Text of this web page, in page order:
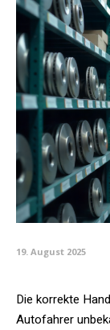
19. August 2025
Die korrekte
Autofahrer